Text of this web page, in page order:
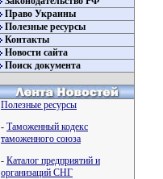
Право Украины
Полезные ресурсы
Контакты
Новости сайта
Поиск документа
Полезные ресурсы
- Таможенный кодекс
таможенного союза
- Каталог предприятий и
организаций СНГ